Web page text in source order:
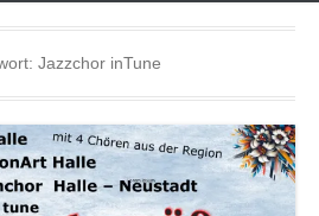
Jazzchor inTune